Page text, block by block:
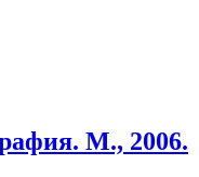
М., 2006.